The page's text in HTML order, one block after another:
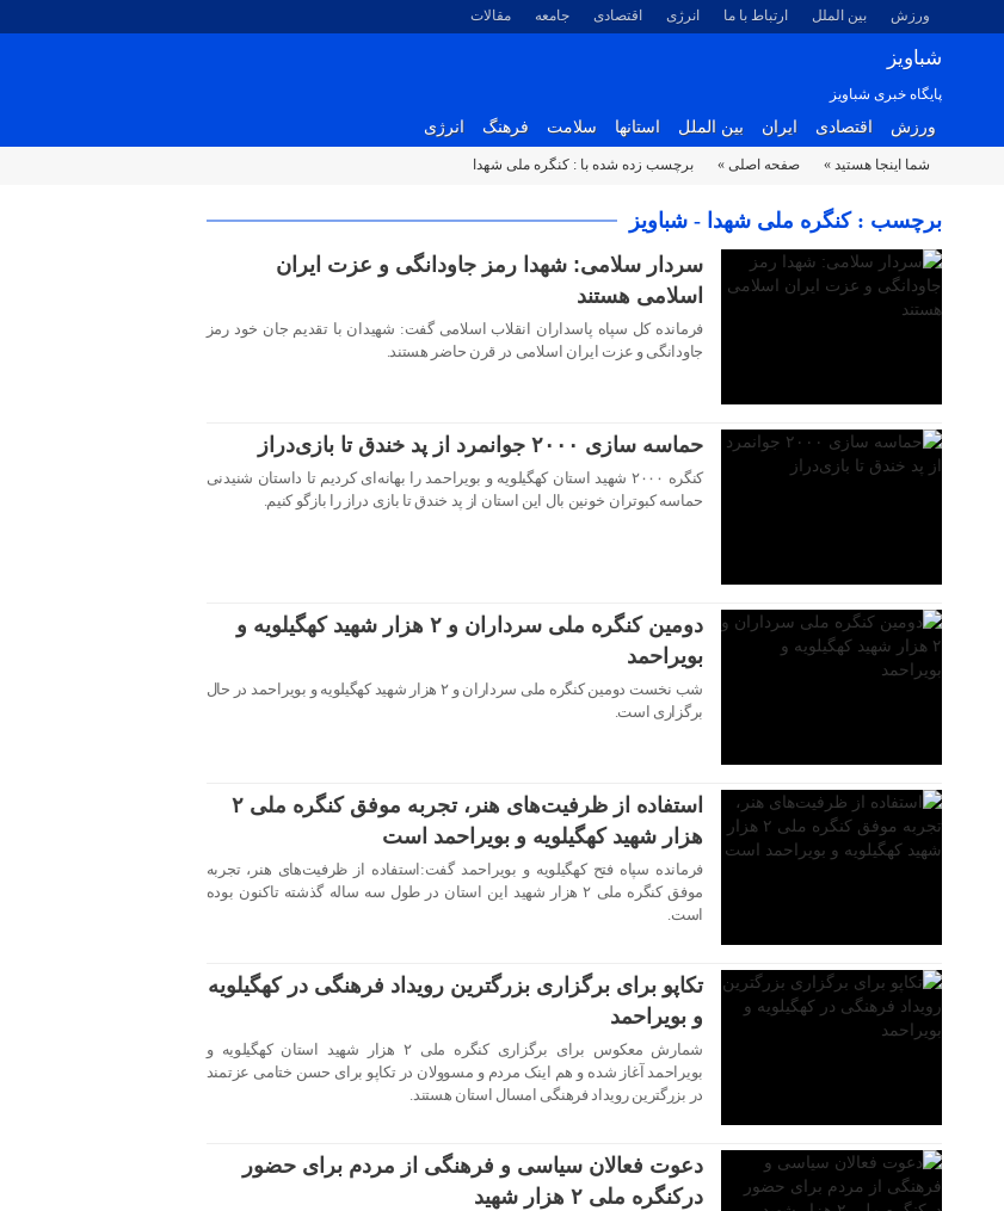
ورزش بین الملل ارتباط با ما انرژی اقتصادی جامعه مقالات
شباویز
پایگاه خبری شباویز
ورزش اقتصادی ایران بین الملل استانها سلامت فرهنگ انرژی
شما اینجا هستید » صفحه اصلی » برچسب زده شده با : کنگره ملی شهدا
برچسب : کنگره ملی شهدا - شباویز
سردار سلامی: شهدا رمز جاودانگی و عزت ایران
اسلامی هستند
فرمانده کل سپاه پاسداران انقلاب اسلامی گفت: شهیدان با تقدیم جان خود رمز
جاودانگی و عزت ایران اسلامی در قرن حاضر هستند.
حماسه سازی ۲۰۰۰ جوانمرد از پد خندق تا بازی‌دراز
کنگره ۲۰۰۰ شهید استان کهگیلویه و بویراحمد را بهانه‌ای کردیم تا داستان شنیدنی
حماسه کبوتران خونین بال این استان از پد خندق تا بازی دراز را بازگو کنیم.
دومین کنگره ملی سرداران و ۲ هزار شهید کهگیلویه و
بویراحمد
شب نخست دومین کنگره ملی سرداران و ۲ هزار شهید کهگیلویه و بویراحمد در حال
برگزاری است.
استفاده از ظرفیت‌های هنر، تجربه موفق کنگره ملی ۲
هزار شهید کهگیلویه و بویراحمد است
فرمانده سپاه فتح کهگیلویه و بویراحمد گفت:استفاده از ظرفیت‌های هنر، تجربه
موفق کنگره ملی ۲ هزار شهید این استان در طول سه ساله گذشته تاکنون بوده
است.
تکاپو برای برگزاری بزرگترین رویداد فرهنگی در کهگیلویه
و بویراحمد
شمارش معکوس برای برگزاری کنگره ملی ۲ هزار شهید استان کهگیلویه و
بویراحمد آغاز شده و هم اینک مردم و مسوولان در تکاپو برای حسن ختامی عزتمند
در بزرگترین رویداد فرهنگی امسال استان هستند.
دعوت فعالان سیاسی و فرهنگی از مردم برای حضور
درکنگره ملی ۲ هزار شهید